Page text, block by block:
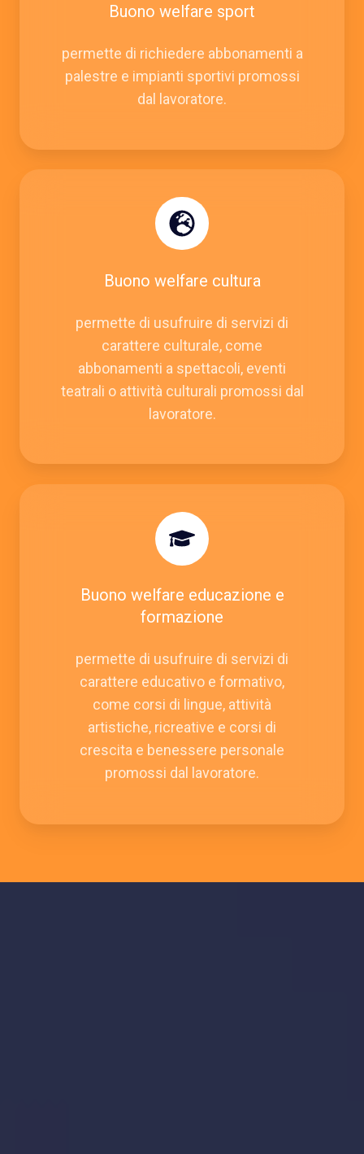
Buono welfare sport
permette di richiedere abbonamenti a
palestre e impianti sportivi promossi
dal lavoratore.
Buono welfare cultura
permette di usufruire di servizi di
carattere culturale, come
abbonamenti a spettacoli, eventi
teatrali o attività culturali promossi dal
lavoratore.
Buono welfare educazione e
formazione
permette di usufruire di servizi di
carattere educativo e formativo,
come corsi di lingue, attività
artistiche, ricreative e corsi di
crescita e benessere personale
promossi dal lavoratore.